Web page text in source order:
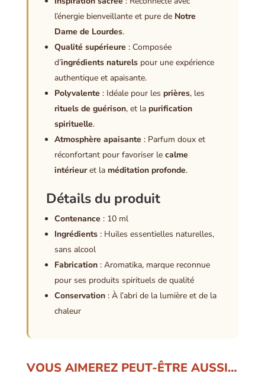
l’énergie bienveillante et pure de Notre
Dame de Lourdes.
Qualité supérieure : Composée
d’ingrédients naturelspour une expérience
authentique et apaisante.
Polyvalente : Idéale pour les prières, les
rituels de guérison, et la purification
spirituelle.
Atmosphère apaisante : Parfum doux et
réconfortant pour favoriser le calme
intérieuret la méditation profonde.
Détails du produit
Contenance : 10 ml
Ingrédients: Huiles essentielles naturelles,
sans alcool
Fabrication: Aromatika, marque reconnue
pour ses produits spirituels de qualité
Conservation: À l’abri de la lumière et de la
chaleur
VOUS AIMEREZ PEUT-ÊTRE AUSSI…